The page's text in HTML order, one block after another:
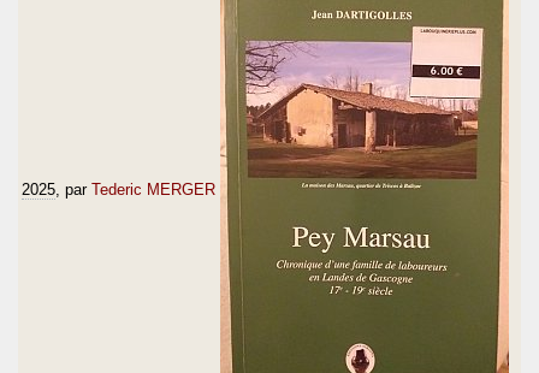
2025 , par Tederic MERGER